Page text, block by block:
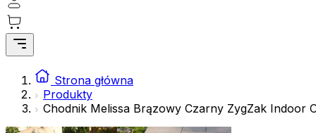
Strona główna
Produkty
Chodnik Melissa Brązowy Czarny ZygZak Indoor